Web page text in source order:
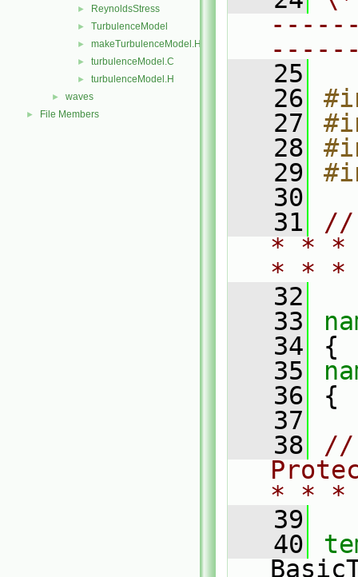
► ReynoldsStress
► TurbulenceModel
► makeTurbulenceModel.H
► turbulenceModel.C
► turbulenceModel.H
► waves
► File Members
   25
   26
   27
   28
   29
   30
   31
//
* * *
* *
   32
   33
   34
{
   35
   36
{
   37
   38
//
* * *
   39
   40